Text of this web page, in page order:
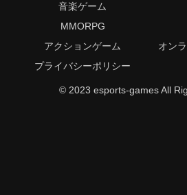
音楽ゲーム
MMORPG
アクションゲーム
オン
プライバシーポリシー
© 2023 esports-games All